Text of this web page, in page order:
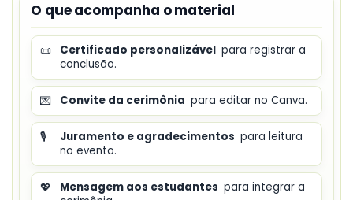
O que acompanha o material
📜 Certificado personalizável para registrar a
conclusão.
💌 Convite da cerimônia para editar no Canva.
🎙️ Juramento e agradecimentos para leitura
no evento.
💖 Mensagem aos estudantes para integrar a